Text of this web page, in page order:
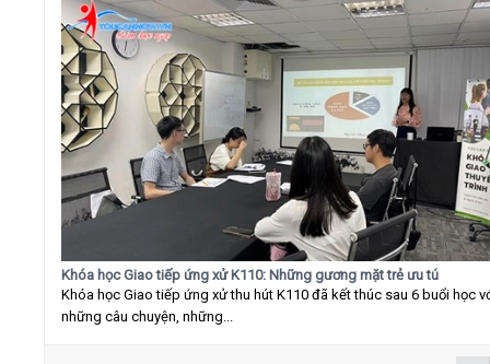
Khóa học Giao tiếp ứng xử K110: Những gương mặt trẻ ưu tú
Khóa học Giao tiếp ứng xử thu hút K110 đã kết thúc sau 6 buổi học
những câu chuyện, những...